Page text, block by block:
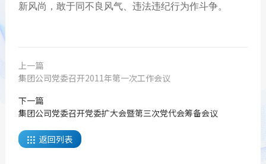
新风尚，敢于同不良风气、违法违纪行为作斗争。
上一篇
集团公司党委召开2011年第一次工作会议
下一篇
集团公司党委召开党委扩大会暨第三次党代会筹备会议
 返回列表